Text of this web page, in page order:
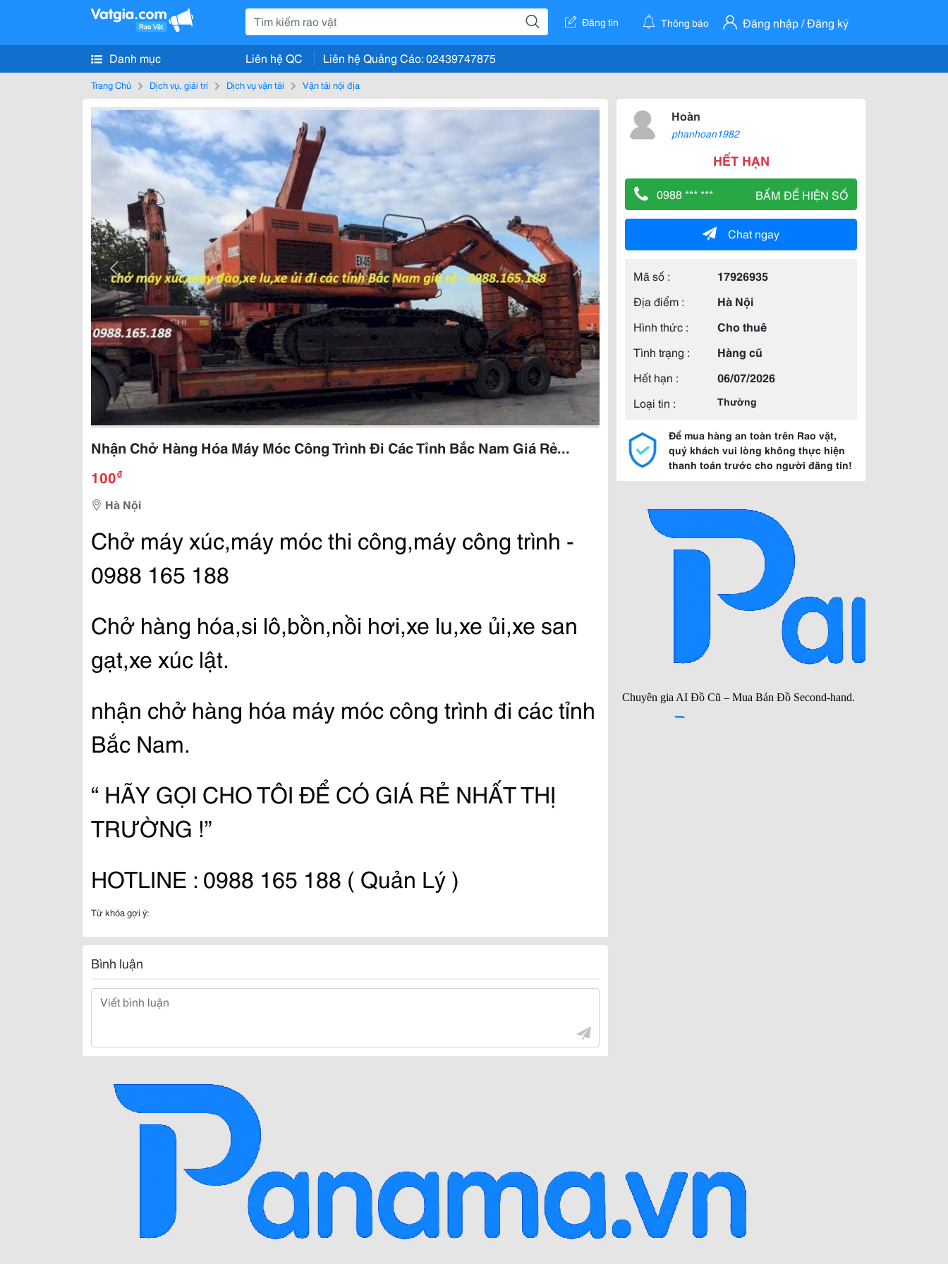
Đăng tin Thông báo Đăng nhập / Đăng ký
Danh mục Liên hệ QC Liên hệ Quảng Cáo: 02439747875
Trang Chủ Dịch vụ, giải trí Dịch vụ vận tải Vận tải nội địa
Nhận Chở Hàng Hóa Máy Móc Công Trình Đi Các Tỉnh Bắc Nam Giá Rẻ...
100₫
Hà Nội
Chở máy xúc,máy móc thi công,máy công trình -
0988 165 188
Chở hàng hóa,si lô,bồn,nồi hơi,xe lu,xe ủi,xe san
gạt,xe xúc lật.
nhận chở hàng hóa máy móc công trình đi các tỉnh
Bắc Nam.
“ HÃY GỌI CHO TÔI ĐỂ CÓ GIÁ RẺ NHẤT THỊ
TRƯỜNG !”
HOTLINE : 0988 165 188 ( Quản Lý )
Từ khóa gợi ý:
Bình luận
Hoàn
phanhoan1982
HẾT HẠN
0988 *** *** BẤM ĐỂ HIỆN SỐ
Chat ngay
Mã số :
17926935
Địa điểm :
Hà Nội
Hình thức :
Cho thuê
Tình trạng :
Hàng cũ
Hết hạn :
06/07/2026
Loại tin :
Thường
Để mua hàng an toàn trên Rao vặt,
quý khách vui lòng không thực hiện
thanh toán trước cho người đăng tin!